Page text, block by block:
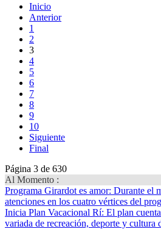
Inicio
Anterior
1
2
3
4
5
6
7
8
9
10
Siguiente
Final
Página 3 de 630
Al Momento :
Programa Girardot es amor: Durante el
atenciones en los cuatro vértices del prog
Inicia Plan Vacacional Rí: El plan
variada de recreación, deporte y cultura